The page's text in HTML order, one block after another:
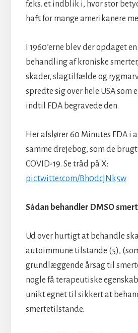
f.eks. et indblik i, hvor stor
haft for mange amerikanere
I 1960’erne blev der opdaget
behandling af kroniske
skader, slagtilfælde og
spredte sig over hele USA som
indtil FDA begravede den.
Her afslører 60 Minutes FDA i
samme drejebog, som de
COVID-19. Se tråd på X:
pic.twitter.com/Bh0dcjNk5w
Sådan behandler DMSO
Ud over hurtigt at behandle
autoimmune tilstande (5),
grundlæggende årsag til
nogle få terapeutiske
unikt egnet til sikkert at
smertetilstande.